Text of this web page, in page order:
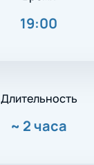
19:00
Длительность
~ 2 часа